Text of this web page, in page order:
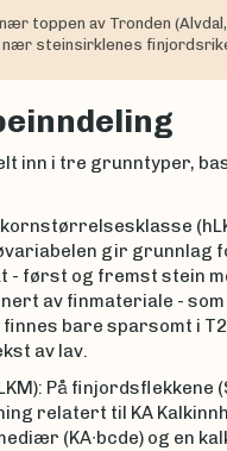
toppen av Tronden
nær steinsirklenes
inn i tre grunntyper,
kornstørrelsesklasse
gir grunnlag
først og fremst stein
av finmateriale -
bare sparsomt i
av lav.
På
relatert til KA
(KA∙bcde) og en